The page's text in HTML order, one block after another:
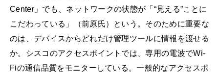
Center」でも、ネットワークの状態が「“見える”ことに
こだわっている」（前原氏）という。そのために重要な
のは、デバイスからどれだけ管理ツールに情報を渡せる
か。シスコのアクセスポイントでは、専用の電波でWi-
Fiの通信品質をモニターしている。一般的なアクセスポ